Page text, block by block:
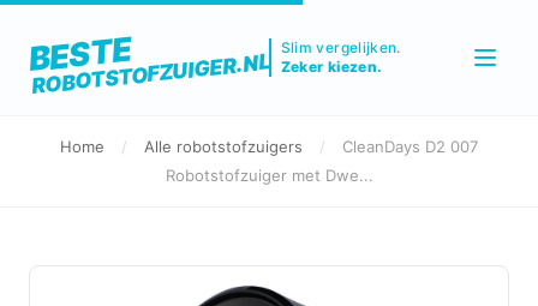
BESTE
ROBOTSTOFZUIGER.NL
Slim vergelijken.
Zeker kiezen.
Home / Alle robotstofzuigers /
CleanDays D2 007
Robotstofzuiger met Dwe...